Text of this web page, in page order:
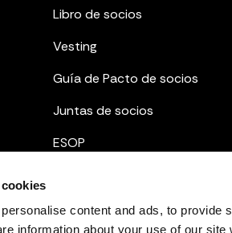
content and ads, to provide
information about your use of our
Libro de socios
Vesting
Guía de Pacto de socios
Juntas de socios
ESOP